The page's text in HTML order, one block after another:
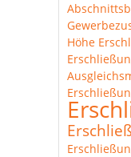
Höhe